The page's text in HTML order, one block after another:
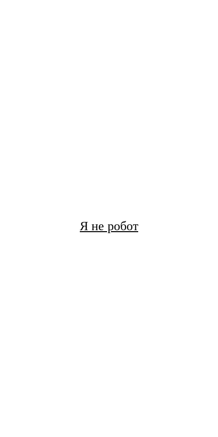
Я не робот